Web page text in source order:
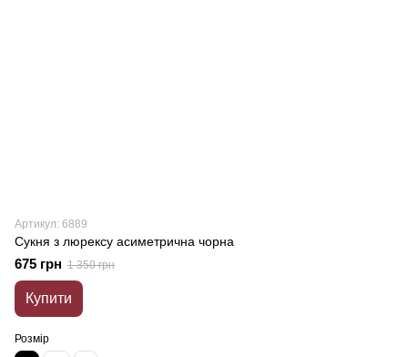
Артикул: 6889
Сукня з люрексу асиметрична чорна
675 грн 1 350 грн
Купити
Розмір